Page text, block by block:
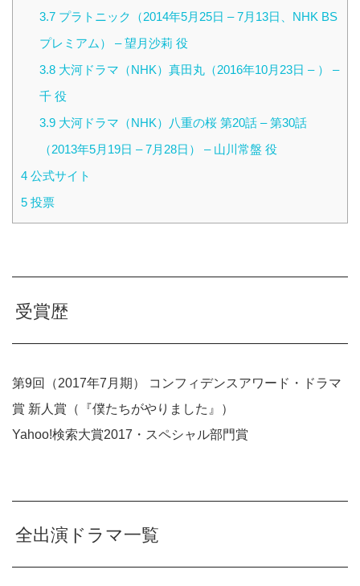
3.7プラトニック（2014年5月25日 – 7月13日、NHK BS
プレミアム） – 望月沙莉 役
3.8大河ドラマ（NHK）真田丸（2016年10月23日 – ） –
千 役
3.9大河ドラマ（NHK）八重の桜 第20話 – 第30話
（2013年5月19日 – 7月28日） – 山川常盤 役
4 公式サイト
5 投票
受賞歴
第9回（2017年7月期） コンフィデンスアワード・ドラマ
賞 新人賞（『僕たちがやりました』）
Yahoo!検索大賞2017・スペシャル部門賞
全出演ドラマ一覧